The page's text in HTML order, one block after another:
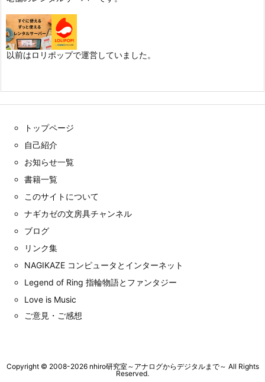
以前はロリポップで運営していました。
トップページ
自己紹介
お知らせ一覧
書籍一覧
このサイトについて
ナギカゼの文房具チャンネル
ブログ
リンク集
NAGIKAZE コンピュータとインターネット
Legend of Ring 指輪物語とファンタジー
Love is Music
ご意見・ご感想
Copyright © 2008-2026 nhiro研究室～アナログからデジタルまで～ All Rights
Reserved.